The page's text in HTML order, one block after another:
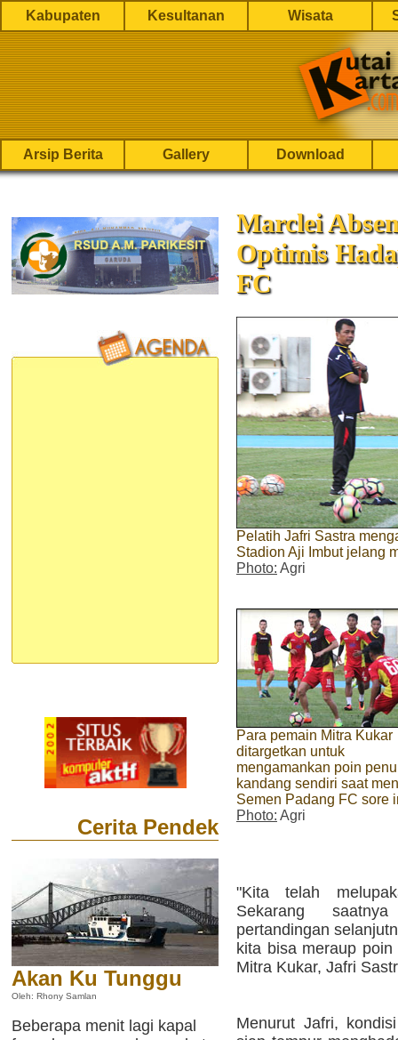
Kabupaten Kesultanan Wisata
Arsip Berita Gallery Download
Cerita Pendek
Akan Ku Tunggu
Oleh: Rhony Samlan
Beberapa menit lagi kapal
Marclei
Optimis
FC
Pelatih Jafri Sastra
Stadion Aji Imbut jelang
Photo: Agri
Para pemain Mitra Kukar
ditargetkan untuk
mengamankan poin
kandang sendiri saat
Semen Padang FC sore
Photo: Agri
"Kita telah
Sekarang
pertandingan
kita bisa meraup
Mitra Kukar, Jafri
Menurut Jafri,